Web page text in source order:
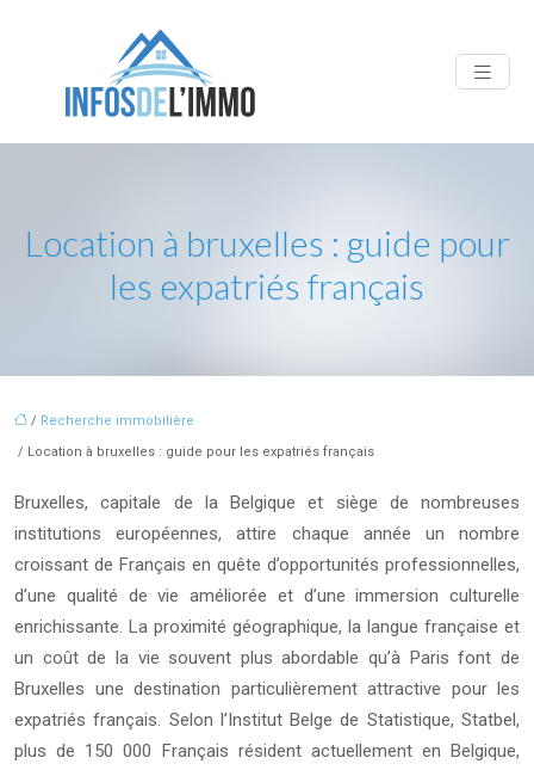
Location à bruxelles : guide pour
les expatriés français
/ Recherche immobilière
/ Location à bruxelles : guide pour les expatriés français
Bruxelles, capitale de la Belgique et siège de nombreuses
institutions européennes, attire chaque année un nombre
croissant de Français en quête d’opportunités professionnelles,
d’une qualité de vie améliorée et d’une immersion culturelle
enrichissante. La proximité géographique, la langue française et
un coût de la vie souvent plus abordable qu’à Paris font de
Bruxelles une destination particulièrement attractive pour les
expatriés français. Selon l’Institut Belge de Statistique, Statbel,
plus de 150 000 Français résident actuellement en Belgique,